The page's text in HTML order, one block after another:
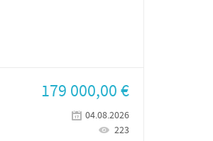
179 000,00€
04.08.2026
223